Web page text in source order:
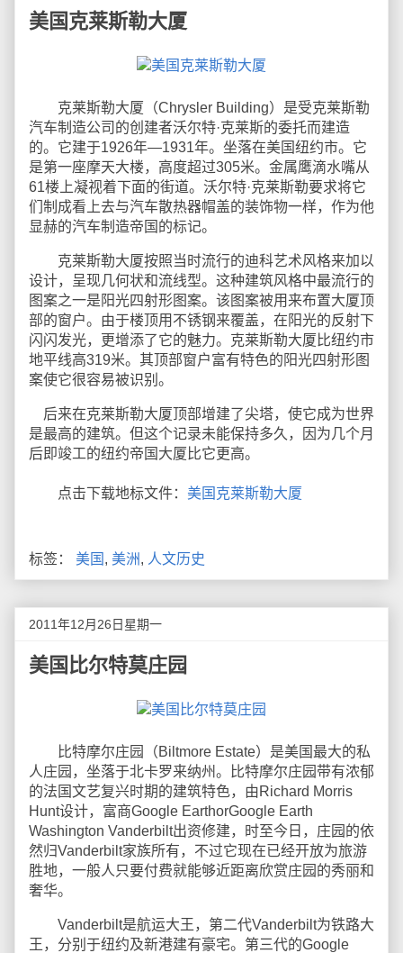
美国克莱斯勒大厦
克莱斯勒大厦（Chrysler Building）是受克莱斯勒
汽车制造公司的创建者沃尔特·克莱斯的委托而建造
的。它建于1926年—1931年。坐落在美国纽约市。它
是第一座摩天大楼，高度超过305米。金属鹰滴水嘴从
61楼上凝视着下面的街道。沃尔特·克莱斯勒要求将它
们制成看上去与汽车散热器帽盖的装饰物一样，作为他
显赫的汽车制造帝国的标记。
克莱斯勒大厦按照当时流行的迪科艺术风格来加以
设计，呈现几何状和流线型。这种建筑风格中最流行的
图案之一是阳光四射形图案。该图案被用来布置大厦顶
部的窗户。由于楼顶用不锈钢来覆盖，在阳光的反射下
闪闪发光，更增添了它的魅力。克莱斯勒大厦比纽约市
地平线高319米。其顶部窗户富有特色的阳光四射形图
案使它很容易被识别。
后来在克莱斯勒大厦顶部增建了尖塔，使它成为世界
是最高的建筑。但这个记录未能保持多久，因为几个月
后即竣工的纽约帝国大厦比它更高。
点击下载地标文件： 美国克莱斯勒大厦
标签： 美国 , 美洲, 人文历史
2011年12月26日星期一
美国比尔特莫庄园
比特摩尔庄园（Biltmore Estate）是美国最大的私
人庄园，坐落于北卡罗来纳州。比特摩尔庄园带有浓郁
的法国文艺复兴时期的建筑特色，由Richard Morris
Hunt设计，富商Google EarthorGoogle Earth
Washington Vanderbilt出资修建，时至今日，庄园的依
然归Vanderbilt家族所有，不过它现在已经开放为旅游
胜地，一般人只要付费就能够近距离欣赏庄园的秀丽和
奢华。
Vanderbilt是航运大王，第二代Vanderbilt为铁路大
王，分别于纽约及新港建有豪宅。第三代的Google